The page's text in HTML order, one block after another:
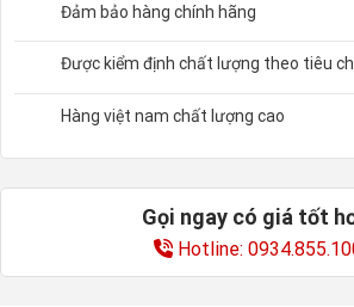
Đảm bảo hàng chính hãng
Được kiểm định chất lượng theo tiêu
Hàng việt nam chất lượng cao
Gọi ngay có giá tốt
Hotline: